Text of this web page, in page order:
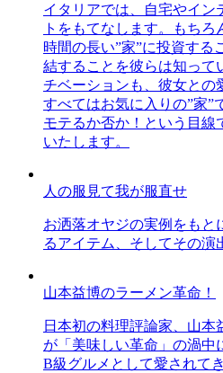
イタリアでは、自宅やイン
トをもてなします。もち
時間の長い”家”に投資する
結することを彼らは知って
チベーションも、彼女との
すべてはお気に入りの”家”
モテるか否か！という目線
いたします。
人の服見て我が服直せ
お洒落オヤジの実例をもと
るアイテム、そしてその演
山本益博のラーメン革命！
日本初の料理評論家、山
が「美味しい革命」の渦中
B級グルメとして愛されて